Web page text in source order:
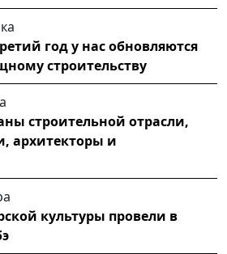
год у нас обновляются
строительству
строительной отрасли,
архитекторы и
культуры провели в